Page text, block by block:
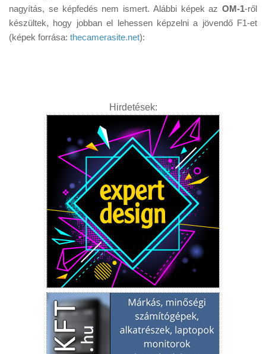
E-BB
nagyítás, se képfedés nem ismert. Alábbi képek az OM-1-ről
készültek, hogy jobban el lehessen képzelni a jövendő F1-et
(képek forrása: thecamerasite.net):
Hirdetések: